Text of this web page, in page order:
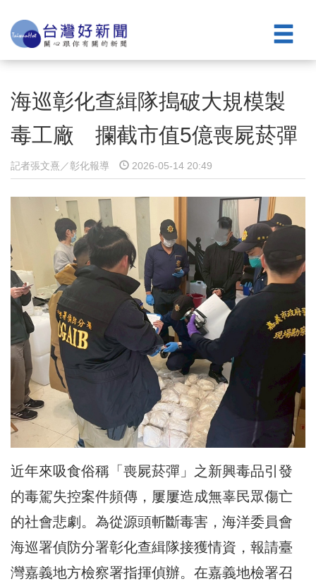
海巡彰化查緝隊搗破大規模製
毒工廠 攔截市值5億喪屍菸彈
記者張文熹／彰化報導 2026-05-14 20:49
近年來吸食俗稱「喪屍菸彈」之新興毒品引發
的毒駕失控案件頻傳，屢屢造成無辜民眾傷亡
的社會悲劇。為從源頭斬斷毒害，海洋委員會
海巡署偵防分署彰化查緝隊接獲情資，報請臺
灣嘉義地方檢察署指揮偵辦。在嘉義地檢署召